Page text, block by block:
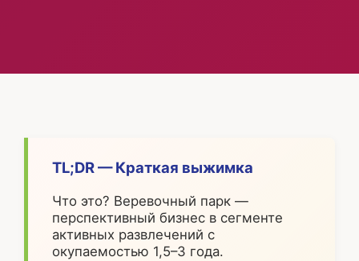
TL;DR — Краткая выжимка
Что это? Веревочный парк —
перспективный бизнес в сегменте
активных развлечений с
окупаемостью 1,5–3 года.